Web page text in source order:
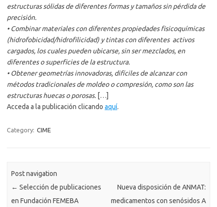
estructuras sólidas de diferentes formas y tamaños sin pérdida de
precisión.
• Combinar materiales con diferentes propiedades fisicoquímicas
(hidrofobicidad/hidrofilicidad) y tintas con diferentes activos
cargados, los cuales pueden ubicarse, sin ser mezclados, en
diferentes o superficies de la estructura.
• Obtener geometrías innovadoras, difíciles de alcanzar con
métodos tradicionales de moldeo o compresión, como son las
estructuras huecas o porosas. […]
Acceda a la publicación clicando aquí.
Category: CIME
Post navigation
← Selección de publicaciones
en Fundación FEMEBA
Nueva disposición de ANMAT:
medicamentos con senósidos A